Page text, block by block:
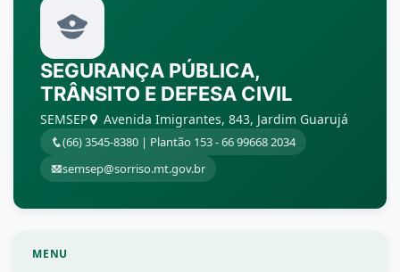
SEGURANÇA PÚBLICA,
TRÂNSITO E DEFESA CIVIL
SEMSEP Avenida Imigrantes, 843, Jardim Guarujá
(66) 3545-8380 | Plantão 153 - 66 99668 2034
semsep@sorriso.mt.gov.br
MENU